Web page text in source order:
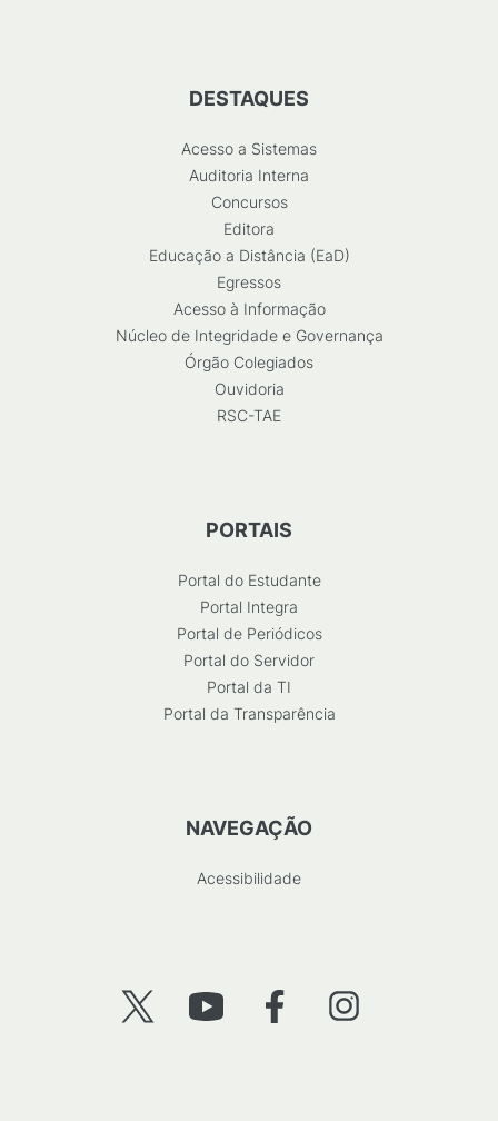
DESTAQUES
Acesso a Sistemas
Auditoria Interna
Concursos
Editora
Educação a Distância (EaD)
Egressos
Acesso à Informação
Núcleo de Integridade e Governança
Órgão Colegiados
Ouvidoria
RSC-TAE
PORTAIS
Portal do Estudante
Portal Integra
Portal de Periódicos
Portal do Servidor
Portal da TI
Portal da Transparência
NAVEGAÇÃO
Acessibilidade